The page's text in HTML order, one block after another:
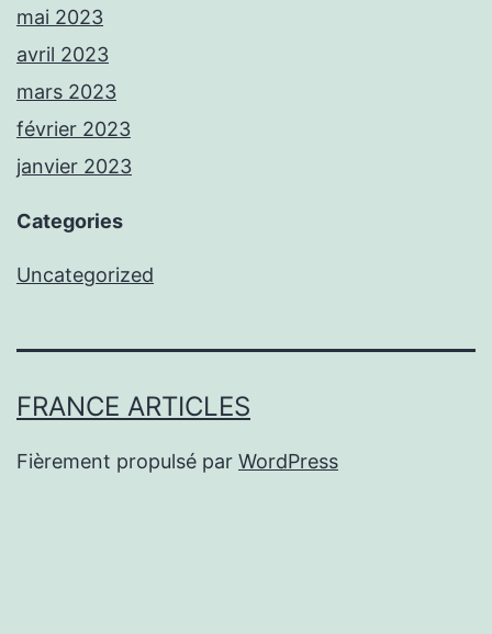
mai 2023
avril 2023
mars 2023
février 2023
janvier 2023
Categories
Uncategorized
FRANCE ARTICLES
Fièrement propulsé par WordPress